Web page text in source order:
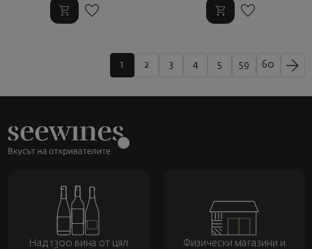
1 2 3 4 5 59 60
Над 1300 вина от цял
Физически магазини и